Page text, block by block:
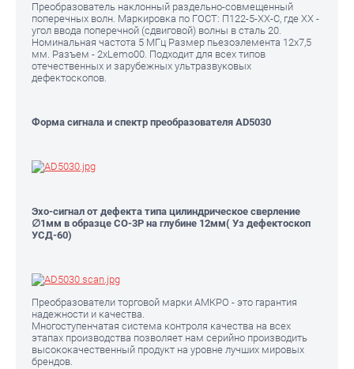
Преобразователь наклонный раздельно-совмещенный
поперечных волн. Маркировка по ГОСТ: П122-5-ХХ-C, где XX -
угол ввода поперечной (сдвиговой) волны в сталь 20.
Номинальная частота 5 МГц Размер пьезоэлемента 12х7,5
мм. Разъем - 2хLemo00. Подходит для всех типов
отечественных и зарубежных ультразвуковых
дефектоскопов.
Форма сигнала и спектр преобразователя AD5030
Эхо-сигнал от дефекта типа цилиндрическое сверление
∅1мм в образце СО-3Р на глубине 12мм( Уз дефектоскоп
УСД-60)
Преобразователи торговой марки АМКРО - это гарантия
надежности и качества.
Многоступенчатая система контроля качества на всех
этапах производства позволяет нам серийно производить
высококачественный продукт на уровне лучших мировых
брендов.